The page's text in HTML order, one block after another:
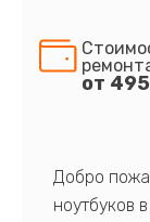
от
Добро
ноутбуков